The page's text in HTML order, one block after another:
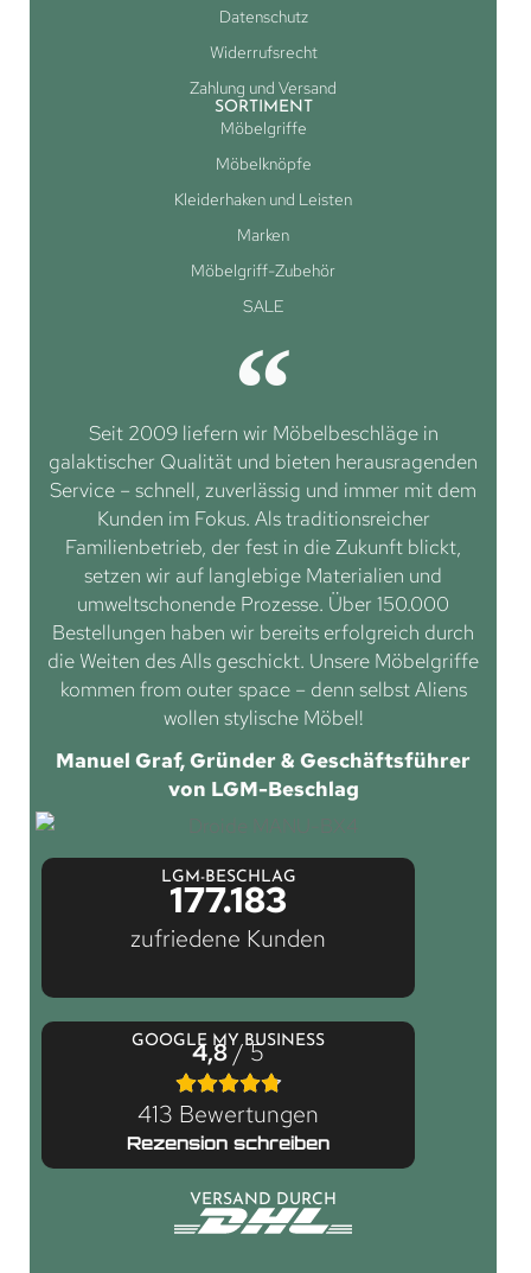
Datenschutz
Widerrufsrecht
Zahlung und Versand
SORTIMENT
Möbelgriffe
Möbelknöpfe
Kleiderhaken und Leisten
Marken
Möbelgriff-Zubehör
SALE
Seit 2009 liefern wir Möbelbeschläge in
galaktischer Qualität und bieten herausragenden
Service – schnell, zuverlässig und immer mit dem
Kunden im Fokus. Als traditionsreicher
Familienbetrieb, der fest in die Zukunft blickt,
setzen wir auf langlebige Materialien und
umweltschonende Prozesse. Über 150.000
Bestellungen haben wir bereits erfolgreich durch
die Weiten des Alls geschickt. Unsere Möbelgriffe
kommen from outer space – denn selbst Aliens
wollen stylische Möbel!
Manuel Graf, Gründer & Geschäftsführer
von LGM-Beschlag
LGM-BESCHLAG
177.183
zufriedene Kunden
GOOGLE MY BUSINESS
4,8/ 5
413 Bewertungen
Rezension schreiben
VERSAND DURCH